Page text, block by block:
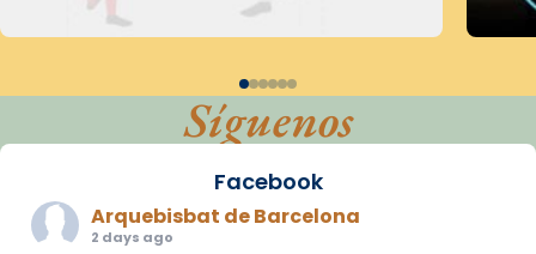
Síguenos
Facebook
Arquebisbat de Barcelona
2 days ago